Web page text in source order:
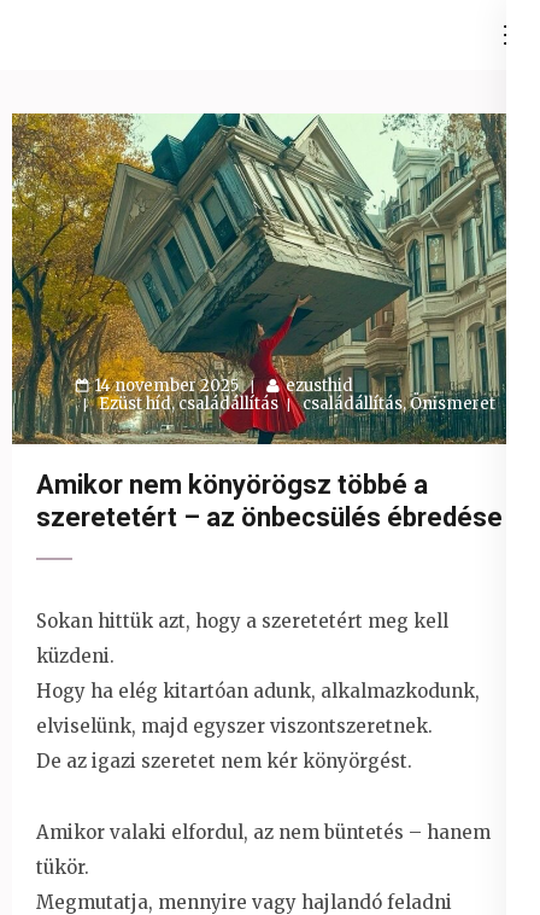
(Press
Enter)
14 november 2025
ezusthid
Ezüst híd, családállítás
családállítás,Önismeret
Amikor nem könyörögsz többé a
szeretetért – az önbecsülés ébredése
Sokan hittük azt, hogy a szeretetért meg kell
küzdeni.
Hogy ha elég kitartóan adunk, alkalmazkodunk,
elviselünk, majd egyszer viszontszeretnek.
De az igazi szeretet nem kér könyörgést.
Amikor valaki elfordul, az nem büntetés – hanem
tükör.
Megmutatja, mennyire vagy hajlandó feladni